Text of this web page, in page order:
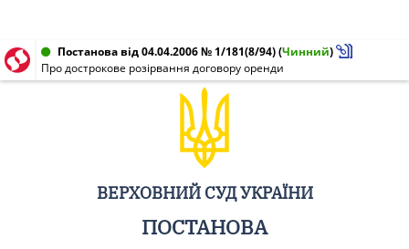
Постанова від 04.04.2006 № 1/181(8/94)(Чинний)
Про дострокове розірвання договору оренди
ВЕРХОВНИЙ СУД УКРАЇНИ
ПОСТАНОВА